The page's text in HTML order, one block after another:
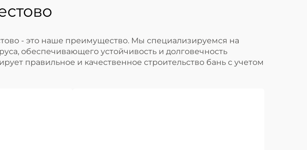
- это наше преимущество. Мы специализируемся на
обеспечивающего устойчивость и долговечность
правильное и качественное строительство бань с учетом